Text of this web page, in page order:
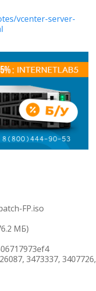
vcenter-server-
FP.iso
МБ)
3473337, 3407726,